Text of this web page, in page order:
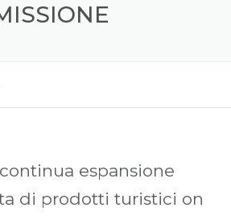
espansione
di prodotti turistici on